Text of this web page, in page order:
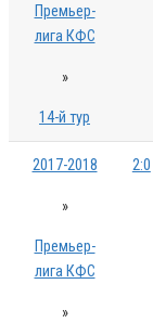
Премьер-
лига КФС
»
14-й тур
2017-2018
»
Премьер-
лига КФС
»
2:0